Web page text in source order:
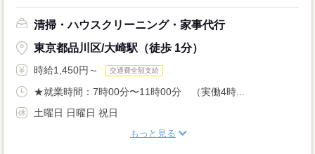
清掃・ハウスクリーニング・家事代行
東京都品川区/大崎駅（徒歩 1分）
時給1,450円～ 交通費全額支給
★就業時間：7時00分〜11時00分 （実働4時...
土曜日 日曜日 祝日
もっと見る